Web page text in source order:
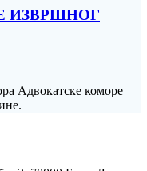
ИЗВРШНОГ
Адвокатске коморе